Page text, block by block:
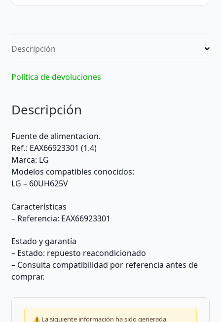
Descripción
Política de devoluciones
Descripción
Fuente de alimentacion.
Ref.: EAX66923301 (1.4)
Marca: LG
Modelos compatibles conocidos:
LG – 60UH625V
Características
– Referencia: EAX66923301
Estado y garantía
– Estado: repuesto reacondicionado
– Consulta compatibilidad por referencia antes de
comprar.
La siguiente información ha sido generada